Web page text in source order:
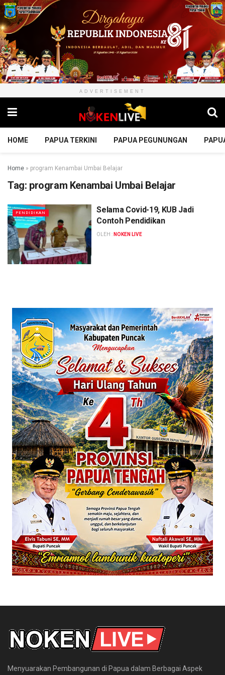
ADVERTISEMENT
HOME PAPUA TERKINI PAPUA PEGUNUNGAN
Home » program Kenambai Umbai Belajar
Tag: program Kenambai Umbai Belajar
PENDIDIKAN
Selama Covid-19, KUB Jadi
Contoh Pendidikan
OLEH : NOKEN LIVE
Menyuarakan Pembangunan di Papua dalam Berbagai Aspek